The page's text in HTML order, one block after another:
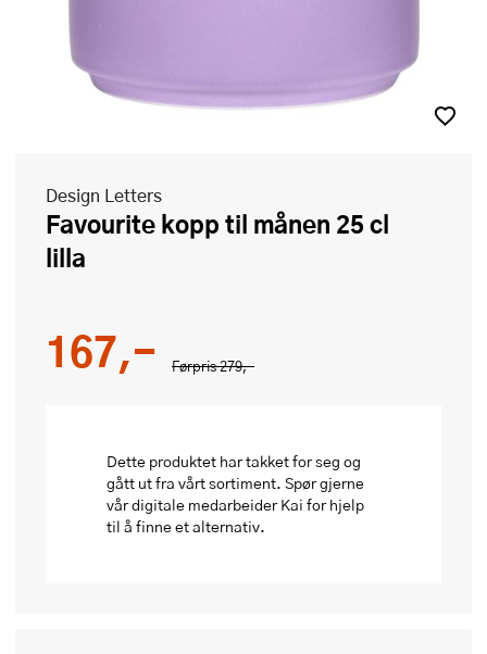
Design Letters
Favourite kopp til månen 25 cl
lilla
Førpris279,-
167,-
Dette produktet har takket for seg og
gått ut fra vårt sortiment. Spør gjerne
vår digitale medarbeider Kai for hjelp
til å finne et alternativ.